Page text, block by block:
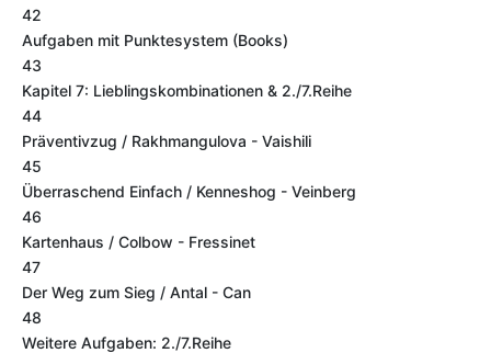
42
Aufgaben mit Punktesystem (Books)
43
Kapitel 7: Lieblingskombinationen & 2./7.Reihe
44
Präventivzug / Rakhmangulova - Vaishili
45
Überraschend Einfach / Kenneshog - Veinberg
46
Kartenhaus / Colbow - Fressinet
47
Der Weg zum Sieg / Antal - Can
48
Weitere Aufgaben: 2./7.Reihe